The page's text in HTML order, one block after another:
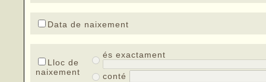
Data de naixement
Lloc de
naixement
és exactament
conté